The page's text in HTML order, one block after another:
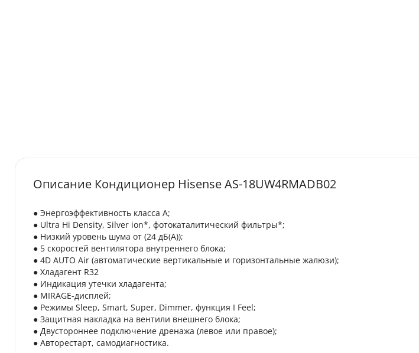
Описание Кондиционер Hisense AS-18UW4RMADB02
● Энергоэффективность класса А;
● Ultra Hi Density, Silver ion*, фотокаталитический фильтры*;
● Низкий уровень шума от (24 дБ(А));
● 5 скоростей вентилятора внутреннего блока;
● 4D AUTO Air (автоматические вертикальные и горизонтальные жалюзи);
● Хладагент R32
● Индикация утечки хладагента;
● MIRAGE-дисплей;
● Режимы Sleep, Smart, Super, Dimmer, функция I Feel;
● Защитная накладка на вентили внешнего блока;
● Двустороннее подключение дренажа (левое или правое);
● Авторестарт, самодиагностика.